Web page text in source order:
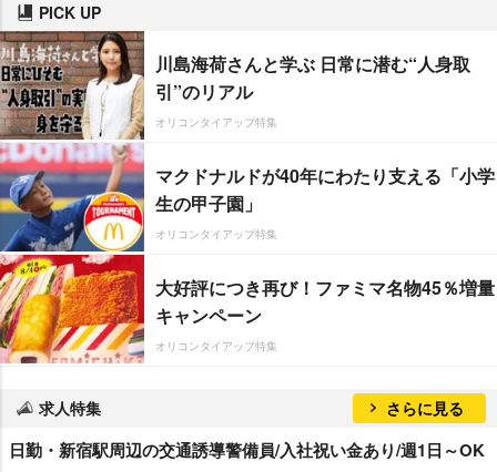
PICK UP
川島海荷さんと学ぶ 日常に潜む“人身取
引”のリアル
オリコンタイアップ特集
マクドナルドが40年にわたり支える「小学
生の甲子園」
オリコンタイアップ特集
大好評につき再び！ファミマ名物45％増量
キャンペーン
オリコンタイアップ特集
求人特集 さらに見る
日勤・新宿駅周辺の交通誘導警備員/入社祝い金あり/週1日～OK